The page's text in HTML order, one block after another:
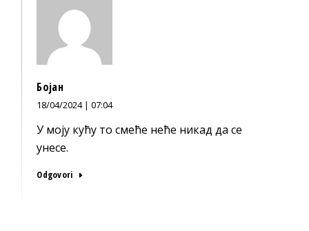
Бојан
18/04/2024 | 07:04
У моју кућу то смеће неће никад да се
унесе.
Odgovori